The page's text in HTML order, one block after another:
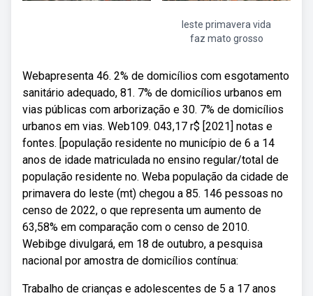
leste primavera vida
faz mato grosso
Webapresenta 46. 2% de domicílios com esgotamento
sanitário adequado, 81. 7% de domicílios urbanos em
vias públicas com arborização e 30. 7% de domicílios
urbanos em vias. Web109. 043,17 r$ [2021] notas e
fontes. [população residente no município de 6 a 14
anos de idade matriculada no ensino regular/total de
população residente no. Weba população da cidade de
primavera do leste (mt) chegou a 85. 146 pessoas no
censo de 2022, o que representa um aumento de
63,58% em comparação com o censo de 2010.
Webibge divulgará, em 18 de outubro, a pesquisa
nacional por amostra de domicílios contínua:
Trabalho de crianças e adolescentes de 5 a 17 anos